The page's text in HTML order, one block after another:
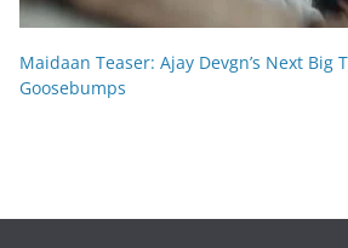
Maidaan Teaser: Ajay Devgn’s Next Big
Goosebumps